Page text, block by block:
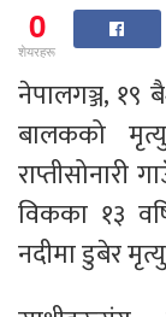
0
शेयरहरू
नेपालगञ्ज, १९
बालकको
राप्तीसोनारी
विकका १३
नदीमा डुबेर